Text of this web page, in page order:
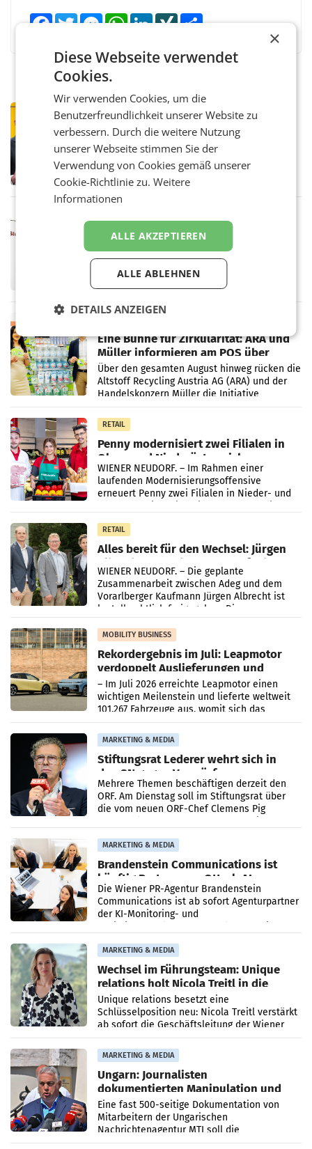
FacebookTwitter MessengerWhatsAppLinkedInXING
PRIMENEWS
Österreichische Post: Umsatzplus im
ersten Halbjahr trotz schwachem
Briefgeschäft
WIEN Die Österreichische Post AG hat im
ersten Halbjahr 2026 einen Konzernumsatz
von 1.544,0 Mio. EUR erwirtschaftet, was
einem Plus von 3,8 Prozent gegenüber dem
ProSiebenSat.1 spart und macht
überraschend viel Gewinn
UNTERFÖHRING/MAILAND/AMSTERDAM. Der
Fernsehkonzern ProSiebenSat.1 hat im
Frühjahr dank Kostensenkungen operativ
Markterwartung deutlich übertroffen.
Eine Bühne für Zirkularität: ARA und
Müller informieren am POS über
Kreislauffähigkeit
Über den gesamten August hinweg rücken die
Altstoff Recycling Austria AG (ARA) und der
Handelskonzern Müller die Initiative
„Kreislauf-Helden“ in allen österreichischen
Müller-Filialen
RETAIL
Penny modernisiert zwei Filialen in
Ober- und Niederösterreich
WIENER NEUDORF. – Im Rahmen einer
laufenden Modernisierungsoffensive
erneuert Penny zwei Filialen in Nieder- und
RETAIL
Alles bereit für den Wechsel: Jürgen
Albrecht setzt ab 1.1.2027 auf Adeg
WIENER NEUDORF. – Die geplante
Zusammenarbeit zwischen Adeg und dem
Vorarlberger Kaufmann Jürgen Albrecht ist
kartellrechtlich freigegeben: Die
Bundeswettbewerbsbehörde und der
Bundeskartellanwalt
MOBILITY BUSINESS
Rekordergebnis im Juli: Leapmotor
verdoppelt Auslieferungen und
überschreitet die 100.000er-Marke
– Im Juli 2026 erreichte Leapmotor einen
wichtigen Meilenstein und lieferte weltweit
101.267 Fahrzeuge aus, womit sich das
Ergebnis gegenüber Juli 2025 mehr als
verdoppelte (+102
MARKETING & MEDIA
Stiftungsrat Lederer wehrt sich in
den SN gegen Vorwürfe
Mehrere Themen beschäftigen derzeit den
ORF. Am Dienstag soll im Stiftungsrat über
die vom neuen ORF-Chef Clemens Pig
MARKETING & MEDIA
Brandenstein Communications ist
künftig Partner von OtterlyAI
Die Wiener PR-Agentur Brandenstein
Communications ist ab sofort Agenturpartner
der KI-Monitoring- und
MARKETING & MEDIA
Wechsel im Führungsteam: Unique
relations holt Nicola Treitl in die
Geschäftsleitung
Unique relations besetzt eine
Schlüsselposition neu: Nicola Treitl verstärkt
ab sofort die Geschäftsleitung der Wiener
PR-Agentur an der Seite von Josef Kalina und
Anna Kalina-Mahr.
MARKETING & MEDIA
Ungarn: Journalisten
dokumentierten Manipulation und
Zensur
Eine fast 500-seitige Dokumentation von
Mitarbeitern der Ungarischen
Nachrichtenagentur MTI soll die
systematische Nachrichten-Manipulation und
×
Diese Webseite verwendet
Cookies.
Wir verwenden Cookies, um die
Benutzerfreundlichkeit unserer Website zu
verbessern. Durch die weitere Nutzung
unserer Webseite stimmen Sie der
Verwendung von Cookies gemäß unserer
Cookie-Richtlinie zu.Weitere
Informationen
ALLE AKZEPTIEREN
ALLE ABLEHNEN
DETAILS ANZEIGEN